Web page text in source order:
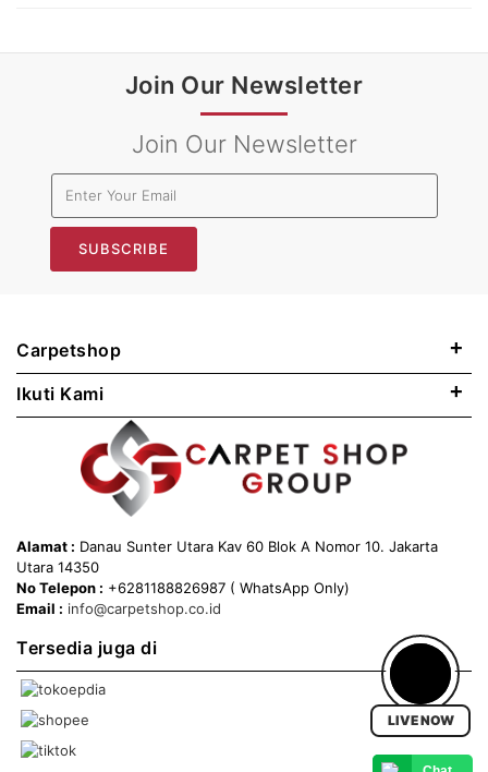
Join Our Newsletter
Join Our Newsletter
SUBSCRIBE
Carpetshop +
Ikuti Kami +
Alamat : Danau Sunter Utara Kav 60 Blok A Nomor 10. Jakarta
Utara 14350
No Telepon : +6281188826987 ( WhatsApp Only)
Email : info@carpetshop.co.id
Tersedia juga di
LIVE NOW